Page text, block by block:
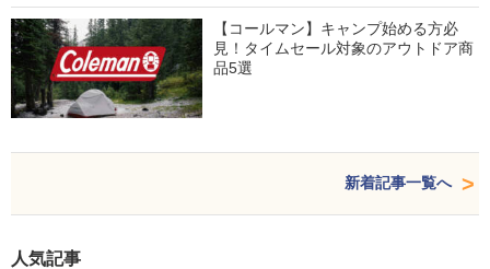
【コールマン】キャンプ始める方必
見！タイムセール対象のアウトドア商
品5選
新着記事一覧へ
人気記事